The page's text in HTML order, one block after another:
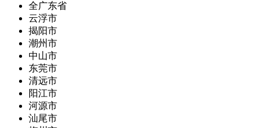
全广东省
云浮市
揭阳市
潮州市
中山市
东莞市
清远市
阳江市
河源市
汕尾市